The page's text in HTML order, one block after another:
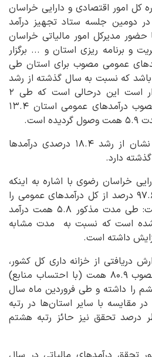
کل امور اقتصادی و دارایی خراسان
دومین جلسه ستاد تجهیز درآمد
مدیرکل امور مالیاتی خراسان
و برنامه ریزی استان و ... برگزار
عمومی مصوب برای استان طی
همت می باشد که نسبت به سال گذشته از رشد
حدود ۷۸ درصدی برخوردار است این درحالی است که طی ۲
ماهه ابتدای سال جاری مصوب درآمدهای عمومی استان ۱۳.۴
وی افزود: وصول این رقم نشان از رشد ۱۸.۴ درصدی درآمدها
دارد.
خراسان رضوی با اشاره به اینکه
درآمدهای مالیاتی استان ۹۷.۶ درصد از کل درآمدهای عمومی را
تشکیل می‌دهد، بیان داشت: طی مدت مذکور ۵.۸ همت درآمد
شده است که نسبت به مدت مشابه
دریافتی از خزانه داری کل کشور،
استان خراسان رضوی با مصوب ۸۰.۹ همت (با احتساب منابع)
را داشته و طی فروردین ماه سال
وصولی ۲.۴ همت در مقایسه با سایر استان‌ها در رتبه
درصد تحقق نیز حائز رتبه هشتم